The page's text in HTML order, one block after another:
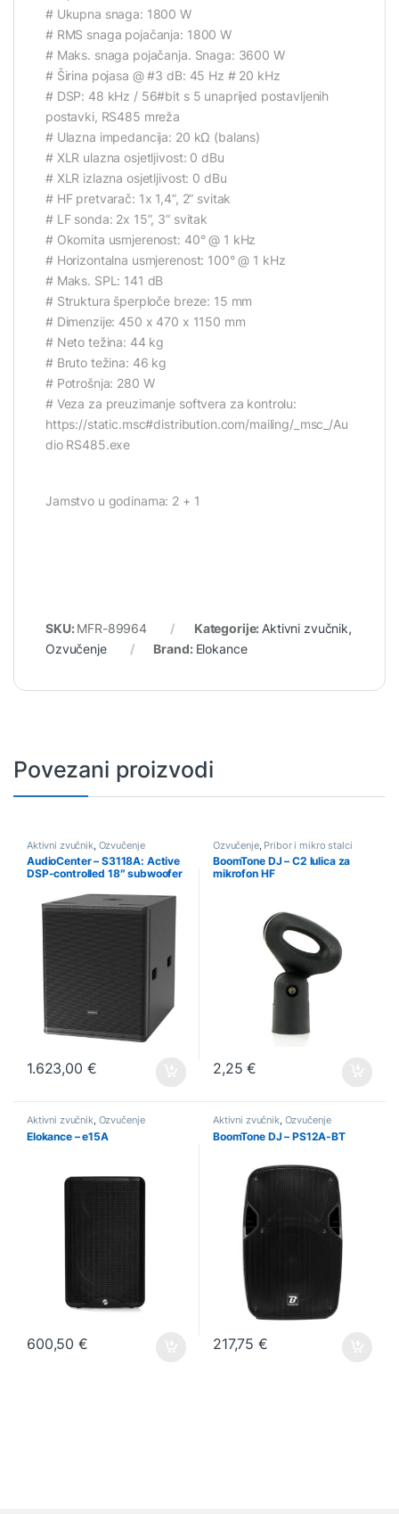
# Ukupna snaga: 1800 W
# RMS snaga pojačanja: 1800 W
# Maks. snaga pojačanja. Snaga: 3600 W
# Širina pojasa @ #3 dB: 45 Hz # 20 kHz
# DSP: 48 kHz / 56#bit s 5 unaprijed postavljenih
postavki, RS485 mreža
# Ulazna impedancija: 20 kΩ (balans)
# XLR ulazna osjetljivost: 0 dBu
# XLR izlazna osjetljivost: 0 dBu
# HF pretvarač: 1x 1,4”, 2” svitak
# LF sonda: 2x 15”, 3” svitak
# Okomita usmjerenost: 40° @ 1 kHz
# Horizontalna usmjerenost: 100° @ 1 kHz
# Maks. SPL: 141 dB
# Struktura šperploče breze: 15 mm
# Dimenzije: 450 x 470 x 1150 mm
# Neto težina: 44 kg
# Bruto težina: 46 kg
# Potrošnja: 280 W
# Veza za preuzimanje softvera za kontrolu:
https://static.msc#distribution.com/mailing/_msc_/Au
dio RS485.exe
Jamstvo u godinama: 2 + 1
SKU:MFR-89964 Kategorije: Aktivni zvučnik,
Ozvučenje
Brand: Elokance
Povezani proizvodi
Aktivni zvučnik, Ozvučenje
AudioCenter – S3118A: Active
DSP-controlled 18″ subwoofer
1.623,00 €
Ozvučenje, Pribor i mikro stalci
BoomTone DJ – C2 lulica za
mikrofon HF
2,25€
Aktivni zvučnik, Ozvučenje
Elokance – e15A
600,50€
Aktivni zvučnik, Ozvučenje
BoomTone DJ – PS12A-BT
217,75€